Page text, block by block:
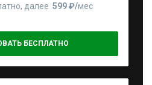
далее 599 ₽⁠/⁠мес
БЕСПЛАТНО